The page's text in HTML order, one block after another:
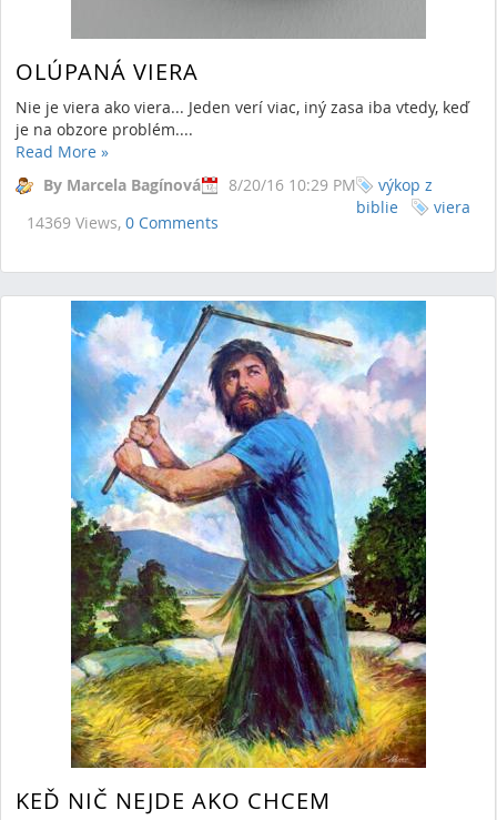
OLÚPANÁ VIERA
Nie je viera ako viera... Jeden verí viac, iný zasa iba vtedy, keď
je na obzore problém....
Read More »
By Marcela Bagínová
8/20/16 10:29 PM
14369 Views, 0 Comments
výkop z
biblie
viera
KEĎ NIČ NEJDE AKO CHCEM